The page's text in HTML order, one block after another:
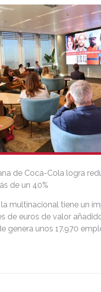
de Coca-Cola logra
de un 40%
multinacional tiene un
de euros de valor
genera unos 17.970